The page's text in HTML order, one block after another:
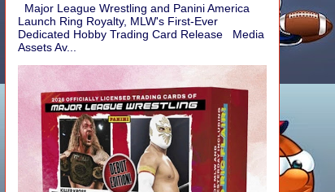
Major League Wrestling and Panini America
Launch Ring Royalty, MLW's First-Ever
Dedicated Hobby Trading Card Release Media
Assets Av...